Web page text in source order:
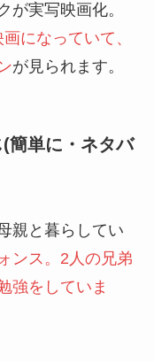
が実写映画化。
になっていて、
が見られます。
(簡単に・ネタバ
親と暮らしてい
ンス。2人の兄弟
強をしていま